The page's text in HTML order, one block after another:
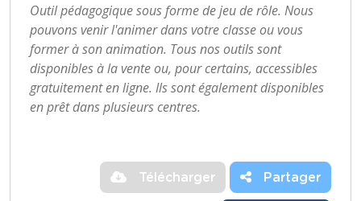
Outil pédagogique sous forme de jeu de rôle. Nous
pouvons venir l'animer dans votre classe ou vous
former à son animation. Tous nos outils sont
disponibles à la vente ou, pour certains, accessibles
gratuitement en ligne. Ils sont également disponibles
en prêt dans plusieurs centres.
Télécharger Partager